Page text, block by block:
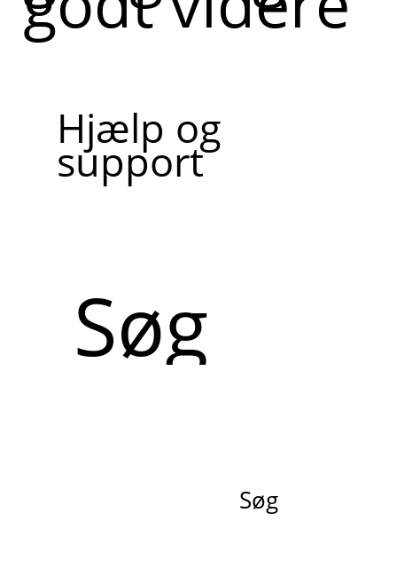
Hjælp og
support
Søg